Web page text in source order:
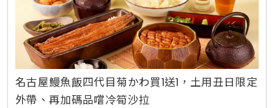
名古屋鰻魚飯四代目菊かわ買1送1，土用丑日限定
外帶、再加碼品嚐冷筍沙拉